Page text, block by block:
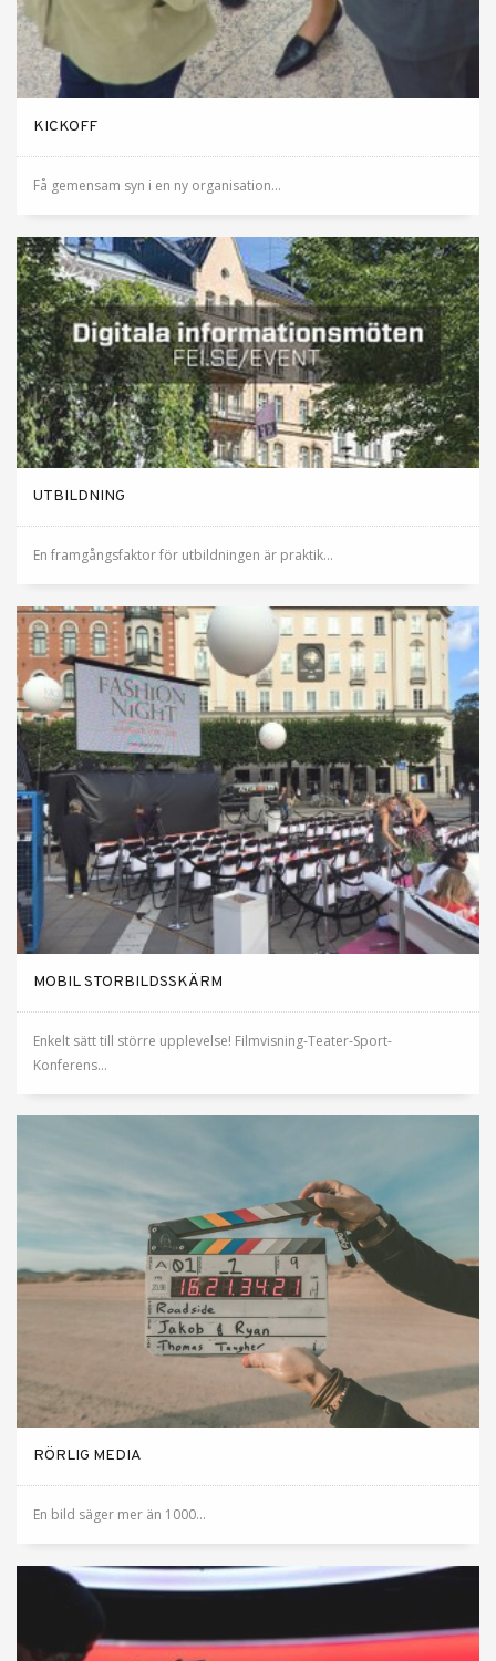
KICKOFF
Få gemensam syn i en ny organisation...
UTBILDNING
En framgångsfaktor för utbildningen är praktik...
MOBIL STORBILDSSKÄRM
Enkelt sätt till större upplevelse! Filmvisning-Teater-Sport-
Konferens...
RÖRLIG MEDIA
En bild säger mer än 1000...